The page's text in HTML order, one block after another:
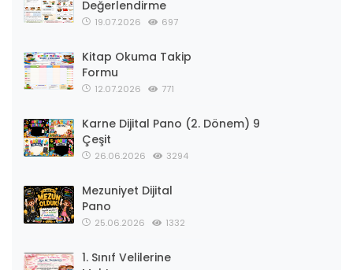
Değerlendirme
19.07.2026 697
Kitap Okuma Takip
Formu
12.07.2026 771
Karne Dijital Pano (2. Dönem) 9
Çeşit
26.06.2026 3294
Mezuniyet Dijital
Pano
25.06.2026 1332
1. Sınıf Velilerine